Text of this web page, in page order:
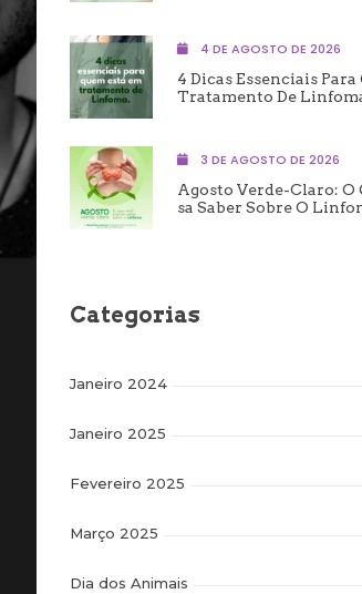
4 DE AGOSTO DE 2026
4 Dicas Essenciais Para
Tratamento De
3 DE AGOSTO DE 2026
Agosto Verde-Claro: O
Sa Saber Sobre O
Categorias
Janeiro 2024
Janeiro 2025
Fevereiro 2025
Março 2025
Dia dos Animais